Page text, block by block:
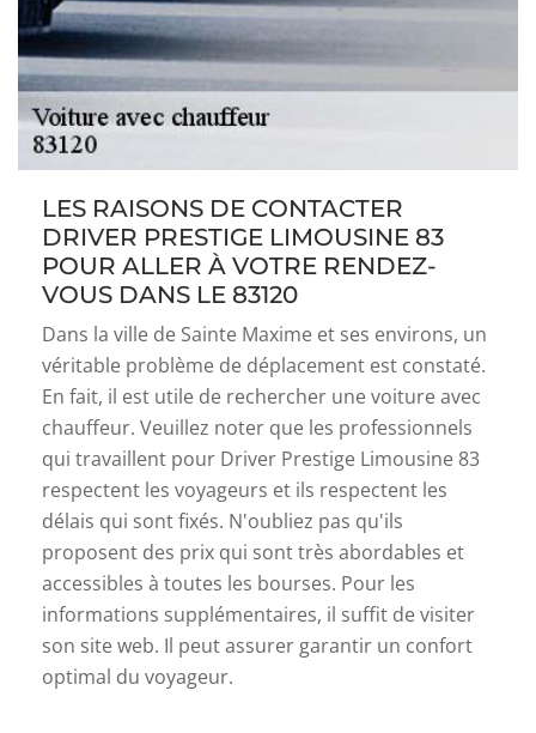
LES RAISONS DE CONTACTER
DRIVER PRESTIGE LIMOUSINE 83
POUR ALLER À VOTRE RENDEZ-
VOUS DANS LE 83120
Dans la ville de Sainte Maxime et ses environs, un
véritable problème de déplacement est constaté.
En fait, il est utile de rechercher une voiture avec
chauffeur. Veuillez noter que les professionnels
qui travaillent pour Driver Prestige Limousine 83
respectent les voyageurs et ils respectent les
délais qui sont fixés. N'oubliez pas qu'ils
proposent des prix qui sont très abordables et
accessibles à toutes les bourses. Pour les
informations supplémentaires, il suffit de visiter
son site web. Il peut assurer garantir un confort
optimal du voyageur.